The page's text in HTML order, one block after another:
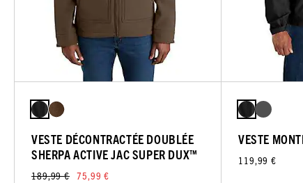
VESTE DÉCONTRACTÉE DOUBLÉE
SHERPA ACTIVE JAC SUPER DUX™
189,99 € 75,99 €
VESTE
119,99 €